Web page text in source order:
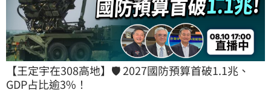
【王定宇在308高地】🛡️ 2027國防預算首破1.1兆、
GDP占比逾3%！